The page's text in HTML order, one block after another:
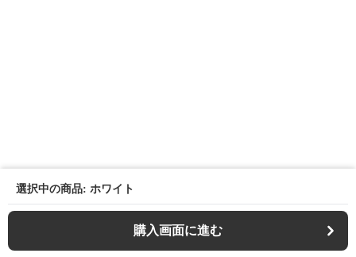
選択中の商品: ホワイト
購入画面に進む